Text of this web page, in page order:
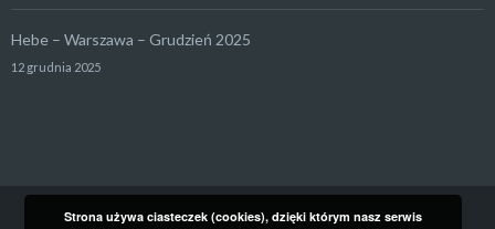
Hebe – Warszawa – Grudzień 2025
12 grudnia 2025
Strona używa ciasteczek (cookies), dzięki którym nasz serwis